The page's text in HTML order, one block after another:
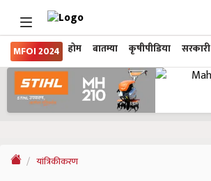
MFOI 2024 होम बातम्या कृषीपीडिया
यांत्रिकीकरण